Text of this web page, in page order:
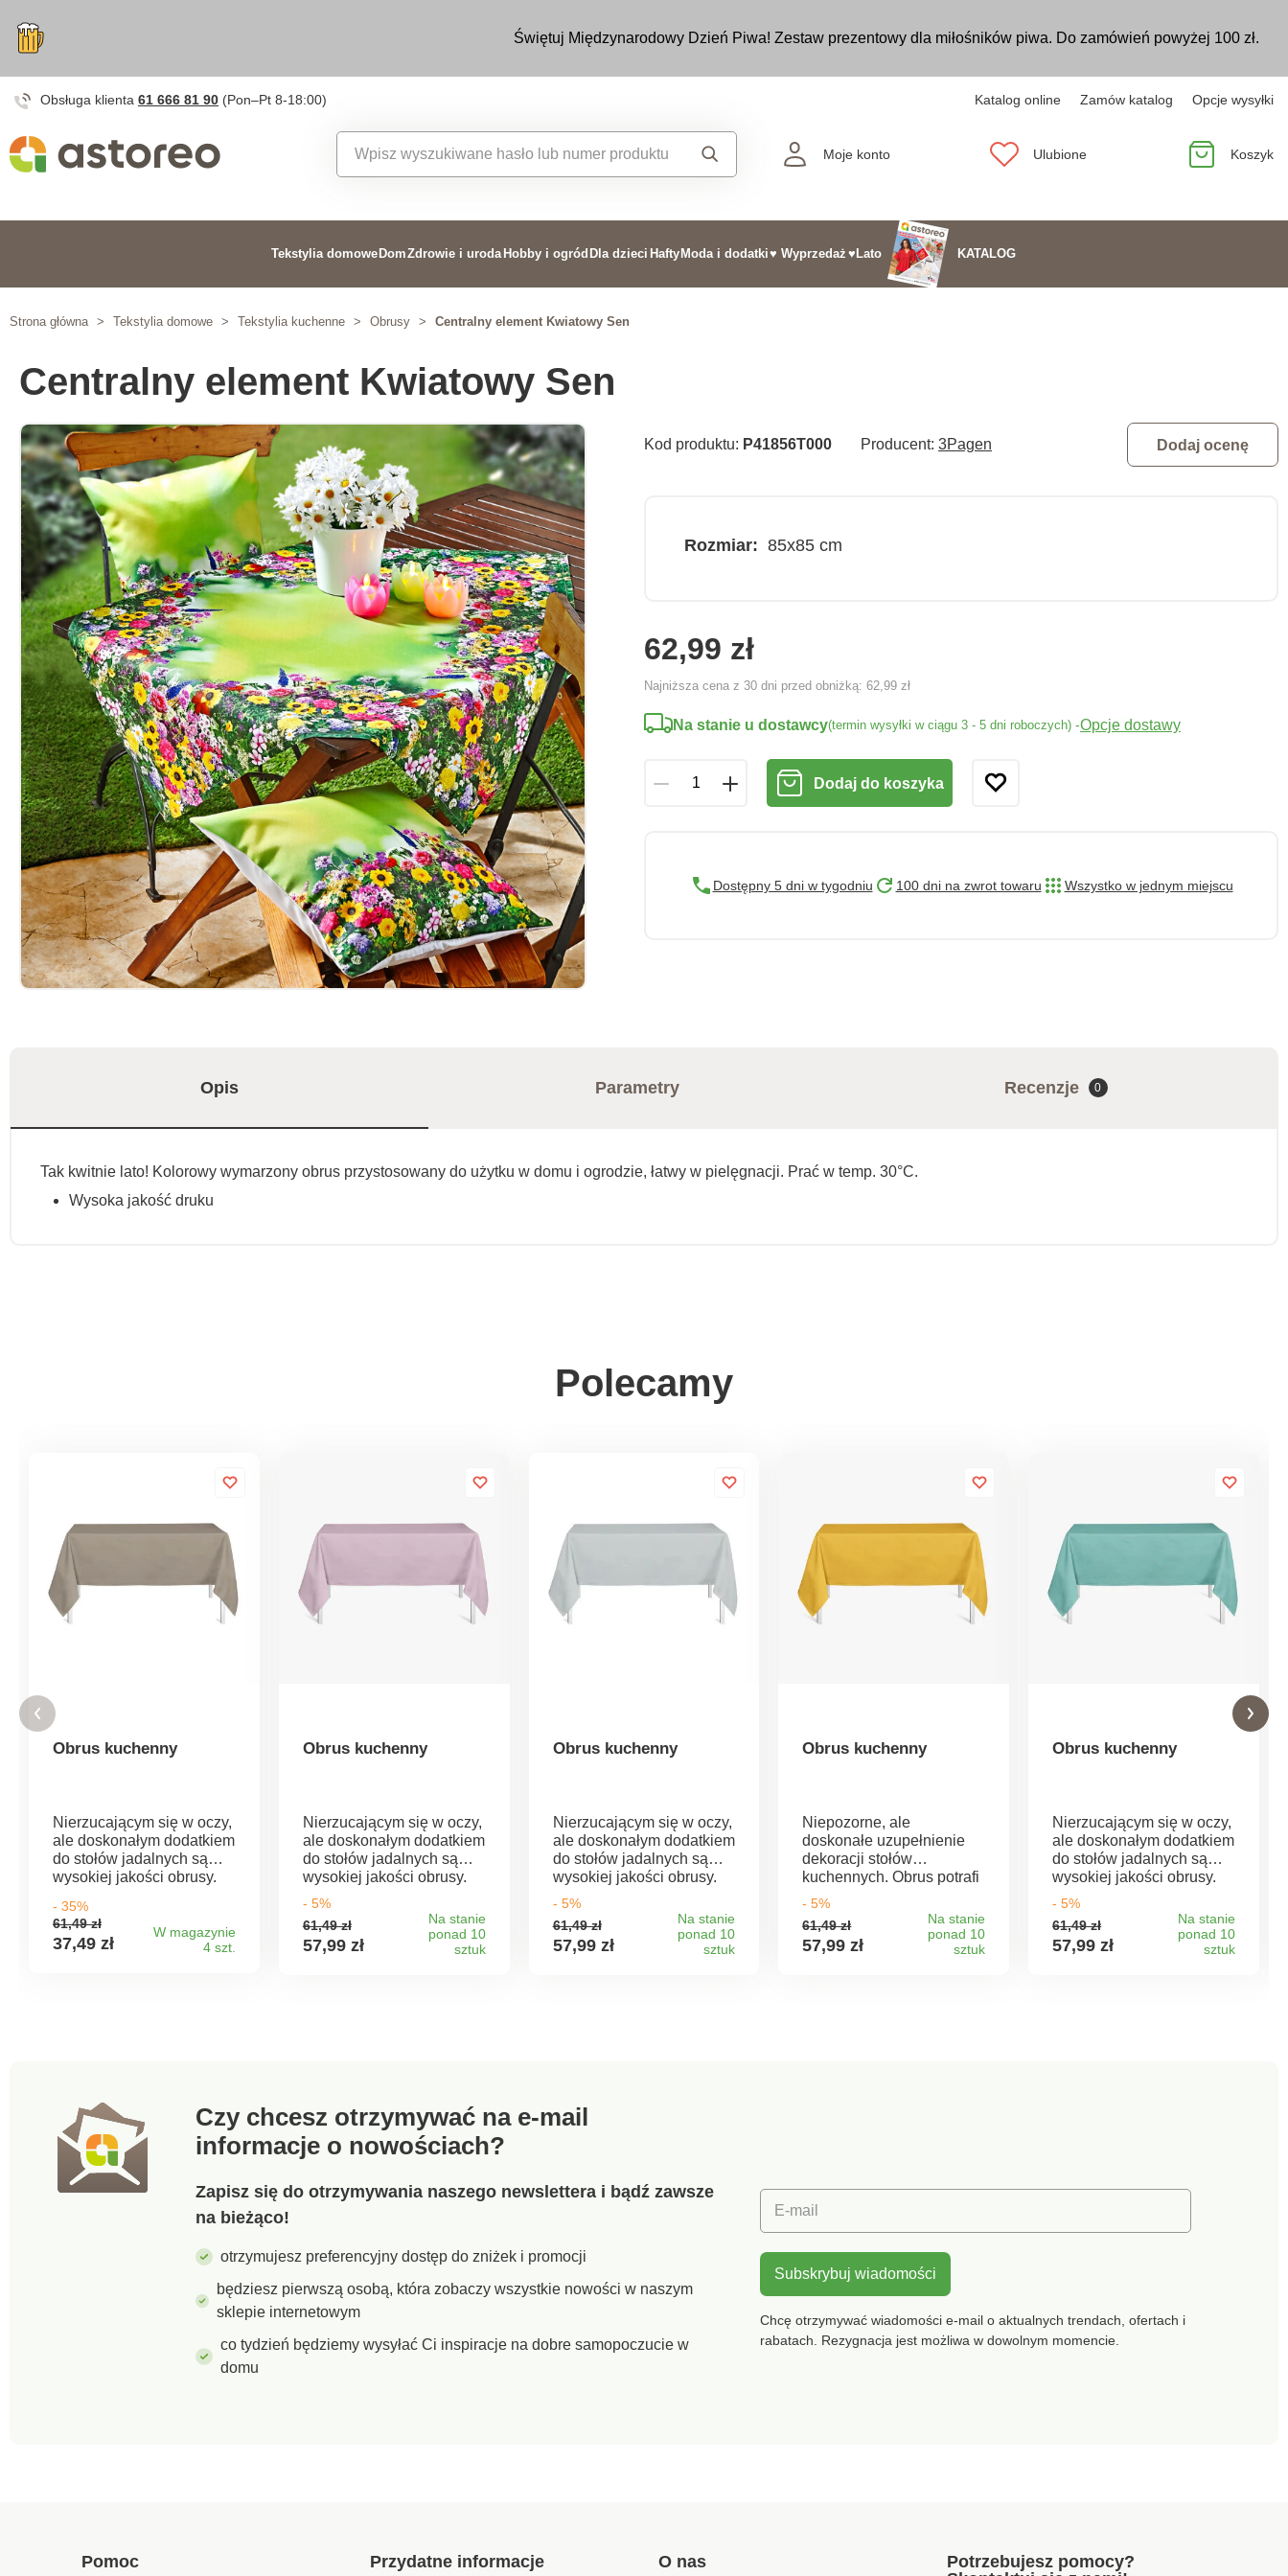
Świętuj Międzynarodowy Dzień Piwa! Zestaw prezentowy dla miłośników piwa. Do zamówień powyżej 100 zł.
Obsługa klienta 61 666 81 90 (Pon–Pt 8-18:00) Katalog online Zamów katalog Opcje wysyłki
Moje konto Ulubione Koszyk
Tekstylia domowe DomZdrowie i uroda Hobby i ogród Dla dzieci Hafty Moda i dodatki♥ Wyprzedaż ♥Lato KATALOG
Strona główna > Tekstylia domowe > Tekstylia kuchenne > Obrusy > Centralny element Kwiatowy Sen
Centralny element Kwiatowy Sen
Kod produktu: P41856T000 Producent: 3Pagen Dodaj ocenę
Rozmiar: 85x85 cm
62,99 zł
Najniższa cena z 30 dni przed obniżką: 62,99 zł
Na stanie u dostawcy(termin wysyłki w ciągu 3 - 5 dni roboczych) -Opcje dostawy
Dodaj do koszyka
Dostępny 5 dni w tygodniu 100 dni na zwrot towaru Wszystko w jednym miejscu
Opis Parametry Recenzje 0
Tak kwitnie lato! Kolorowy wymarzony obrus przystosowany do użytku w domu i ogrodzie, łatwy w pielęgnacji. Prać w temp. 30°C.
Wysoka jakość druku
Polecamy
Obrus kuchenny
Nierzucającym się w oczy,
ale doskonałym dodatkiem
do stołów jadalnych są
wysokiej jakości obrusy.
mistrzowską magię w
atmosferze pomieszczenia
i sprawić, że jedzenie
- 35%
61,49 zł
37,49 zł
W magazynie
4 szt.
Obrus kuchenny
Nierzucającym się w oczy,
ale doskonałym dodatkiem
do stołów jadalnych są
wysokiej jakości obrusy.
Obrus może zdziałać
mistrzowską magię w
atmosferze pomieszczenia
i sprawić, że jedzenie od
- 5%
61,49 zł
57,99 zł
Na stanie
ponad 10
sztuk
Obrus kuchenny
Nierzucającym się w oczy,
ale doskonałym dodatkiem
do stołów jadalnych są
wysokiej jakości obrusy.
Obrus może zdziałać
mistrzowską magię w
atmosferze pomieszczenia
i sprawić, że jedzenie
- 5%
61,49 zł
57,99 zł
Na stanie
ponad 10
sztuk
Obrus kuchenny
Niepozorne, ale
doskonałe uzupełnienie
dekoracji stołów
kuchennych. Obrus potrafi
wyczarować odpowiednią
atmosferę wokół stołu, a
samo jedzenie smakuje
przy nim lepiej.
- 5%
61,49 zł
57,99 zł
Na stanie
ponad 10
sztuk
Obrus kuchenny
Nierzucającym się w oczy,
ale doskonałym dodatkiem
do stołów jadalnych są
wysokiej jakości obrusy.
Obrus może zdziałać
mistrzowską magię w
atmosferze pomieszczenia
i sprawić, że jedzenie
- 5%
61,49 zł
57,99 zł
Na stanie
ponad 10
sztuk
Czy chcesz otrzymywać na e-mail
informacje o nowościach?
Zapisz się do otrzymywania naszego newslettera i bądź zawsze
na bieżąco!
otrzymujesz preferencyjny dostęp do zniżek i promocji
będziesz pierwszą osobą, która zobaczy wszystkie nowości w naszym
sklepie internetowym
co tydzień będziemy wysyłać Ci inspiracje na dobre samopoczucie w
domu
E-mail
Subskrybuj wiadomości
Chcę otrzymywać wiadomości e-mail o aktualnych trendach, ofertach i
rabatach. Rezygnacja jest możliwa w dowolnym momencie.
Pomoc Przydatne informacje O nas
Potrzebujesz pomocy?